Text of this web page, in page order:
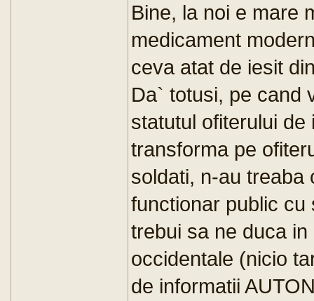
Bine, la noi e mare
medicament
ceva atat de iesit
Da` totusi, pe cand
statutul ofiterului
transforma pe
soldati, n-au treaba
functionar public
trebui sa ne duca
occidentale (nicio
de informatii